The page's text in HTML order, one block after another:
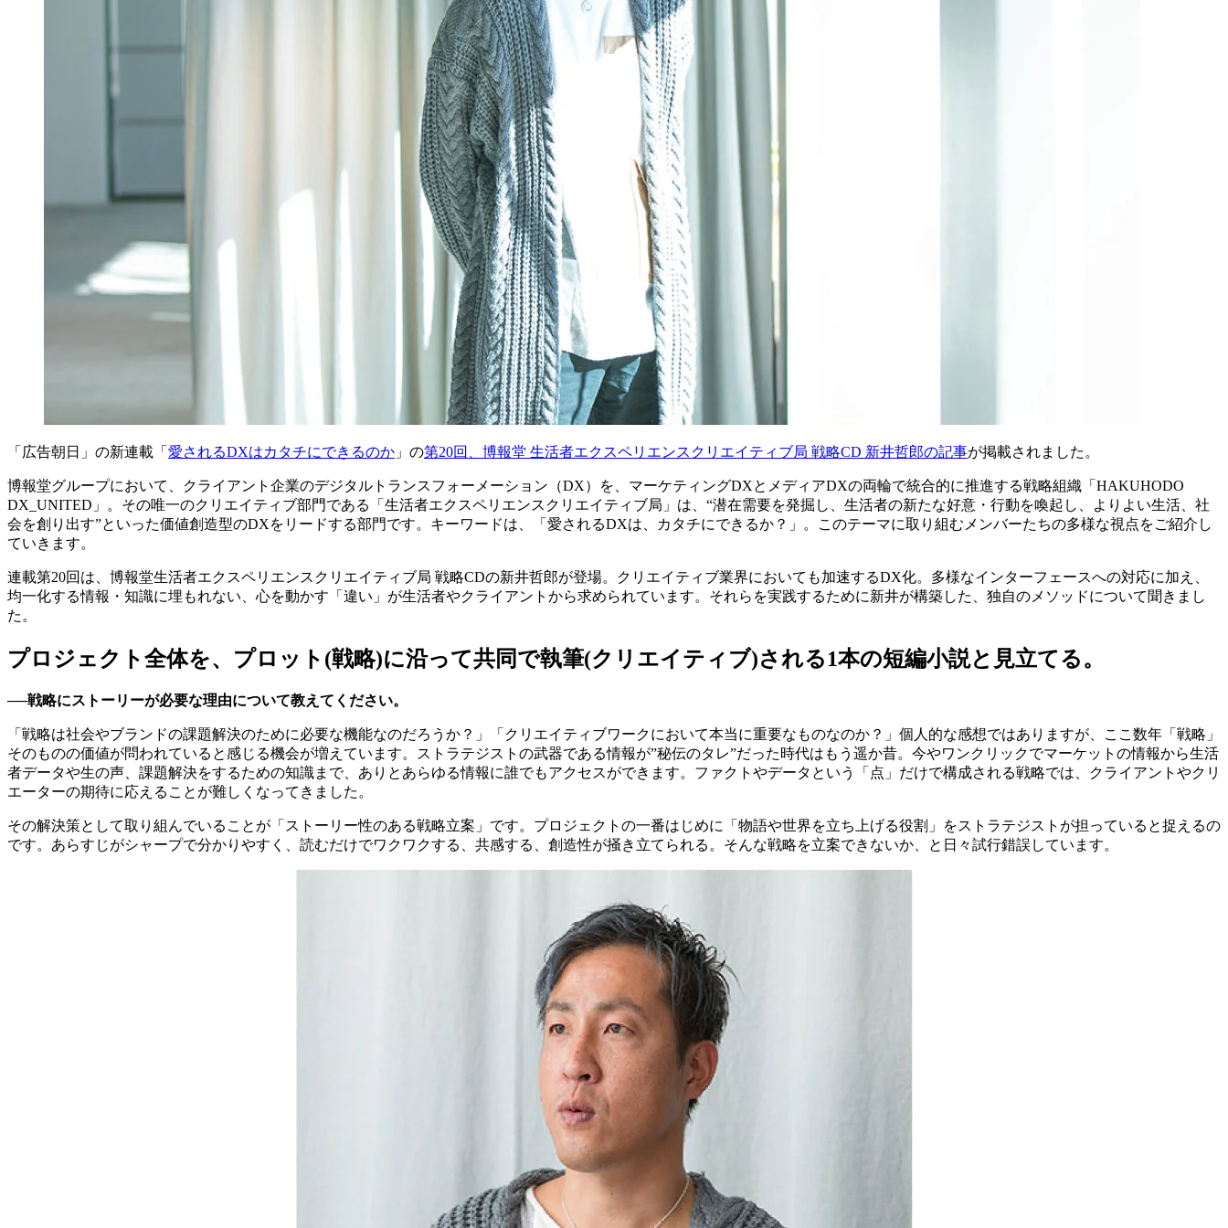
「広告朝日」の新連載「 愛されるDXはカタチにできるのか 」の第20回、博報堂 生活者エクスペリエンスクリエイティブ局 戦略CD 新井哲郎の記事が掲載されました。
博報堂グループにおいて、クライアント企業のデジタルトランスフォーメーション（DX）を、マーケティングDXとメディアDXの両輪で統合的に推進する戦略組織「HAKUHODO
DX_UNITED」。その唯一のクリエイティブ部門である「生活者エクスペリエンスクリエイティブ局」は、“潜在需要を発掘し、生活者の新たな好意・行動を喚起し、よりよい生活、社
会を創り出す”といった価値創造型のDXをリードする部門です。キーワードは、「愛されるDXは、カタチにできるか？」。このテーマに取り組むメンバーたちの多様な視点をご紹介し
ていきます。
連載第20回は、博報堂生活者エクスペリエンスクリエイティブ局 戦略CDの新井哲郎が登場。クリエイティブ業界においても加速するDX化。多様なインターフェースへの対応に加え、
均一化する情報・知識に埋もれない、心を動かす「違い」が生活者やクライアントから求められています。それらを実践するために新井が構築した、独自のメソッドについて聞きまし
た。
プロジェクト全体を、プロット(戦略)に沿って共同で執筆(クリエイティブ)される1本の短編小説と見立てる。
──戦略にストーリーが必要な理由について教えてください。
「戦略は社会やブランドの課題解決のために必要な機能なのだろうか？」「クリエイティブワークにおいて本当に重要なものなのか？」個人的な感想ではありますが、ここ数年「戦略」
そのものの価値が問われていると感じる機会が増えています。ストラテジストの武器である情報が”秘伝のタレ”だった時代はもう遥か昔。今やワンクリックでマーケットの情報から生活
者データや生の声、課題解決をするための知識まで、ありとあらゆる情報に誰でもアクセスができます。ファクトやデータという「点」だけで構成される戦略では、クライアントやクリ
エーターの期待に応えることが難しくなってきました。
その解決策として取り組んでいることが「ストーリー性のある戦略立案」です。プロジェクトの一番はじめに「物語や世界を立ち上げる役割」をストラテジストが担っていると捉えるの
です。あらすじがシャープで分かりやすく、読むだけでワクワクする、共感する、創造性が掻き立てられる。そんな戦略を立案できないか、と日々試行錯誤しています。